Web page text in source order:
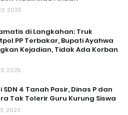
2025
di Langkahan: Truk
PP Terbakar, Bupati Ayahwa
Kejadian, Tidak Ada Korban
2025
4 Tanah Pasir, Dinas P dan
Tak Tolerir Guru Kurung Siswa
2023